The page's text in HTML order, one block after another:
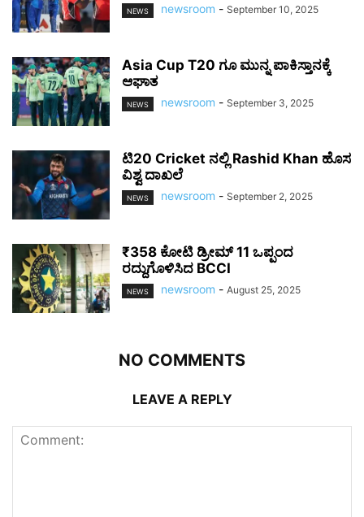
NEWS newsroom - September 10, 2025
Asia Cup T20 ಗೂ ಮುನ್ನ ಪಾಕಿಸ್ತಾನಕ್ಕೆ
ಆಘಾತ
NEWS newsroom - September 3, 2025
ಟಿ20 Cricket ನಲ್ಲಿ Rashid Khan ಹೊಸ
ವಿಶ್ವ ದಾಖಲೆ
NEWS newsroom - September 2, 2025
₹358 ಕೋಟಿ ಡ್ರೀಮ್ 11 ಒಪ್ಪಂದ
ರದ್ದುಗೊಳಿಸಿದ BCCI
NEWS newsroom - August 25, 2025
NO COMMENTS
LEAVE A REPLY